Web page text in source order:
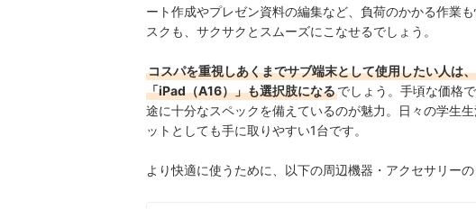
ート作成やプレゼン資料の編集など、負荷のかかる作業
スクも、サクサクとスムーズにこなせるでしょう。
コスパを重視しあくまでサブ端末として使用したい人は
「iPad（A16）」も選択肢になるでしょう。手頃な価格
途に十分なスペックを備えているのが魅力。日々の学生
ットとしても手に取りやすい1台です。
より快適に使うために、以下の周辺機器・アクセサリー